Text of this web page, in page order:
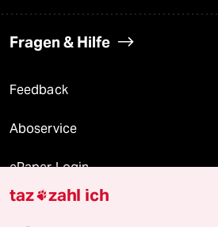
Fragen & Hilfe
Feedback
Aboservice
ePaper Login
Downloads für Abonnierende
taz zahl ich